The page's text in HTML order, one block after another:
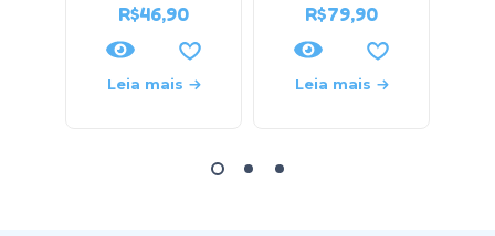
R$46,90
Leia mais
R$79,90
Leia mais